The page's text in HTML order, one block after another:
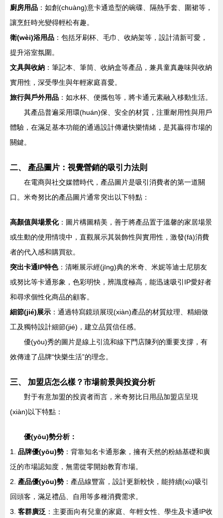
廚房用品 ：如創(chuàng)意卡通造型的碗碟、隔熱手套、圍裙等，
讓烹飪時光變得輕松有趣。
衛(wèi)浴用品 ：包括牙刷杯、毛巾、收納架等，設計清新可愛，
提升浴室氛圍。
文具與收納 ：筆記本、筆筒、收納盒等產品，兼具童真趣味與收納
實用性，深受學生與年輕家庭喜愛。
旅行與戶外用品 ：如水杯、便攜包等，將卡通元素融入移動生活。
其產品普遍采用環(huán)保、安全的材質，注重耐用性與用戶
體驗，在滿足基本功能的通過設計傳遞快樂情緒，是其贏得市場的
關鍵。
二、 產品圖片：視覺營銷的吸引力法則
在電商與社交媒體時代，產品圖片是吸引消費者的第一道關
口。米奇努比的產品圖片通常突出以下特點：
高顏值與場景化：圖片構圖精美，善于將產品置于溫馨的家居場景
或生動的使用情境中，直觀展示其裝飾性與實用性，激發(fā)消費
者的代入感和購買欲。
突出卡通IP特色：清晰展示經(jīng)典的米奇、米妮等迪士尼朋友
或努比等卡通形象，色彩明快，辨識度極高，能迅速吸引IP愛好者
和尋求個性化商品的顧客。
細節(jié)展示 ：通過特寫鏡頭展現(xiàn)產品的材質紋理、精細做
工及獨特設計細節(jié)，建立品質信任感。
優(yōu)秀的圖片是線上引流和線下門店陳列的重要支撐，有
效傳達了品牌“快樂生活”的理念。
三、 加盟店怎么樣？市場前景與投資分析
對于有意加盟的投資者而言，米奇努比日用品加盟店呈現
(xiàn)以下特點：
優(yōu)勢分析：
1. 品牌優(yōu)勢 ：背靠知名卡通形象，擁有天然的粉絲基礎和廣
泛的市場認知度，無需從零開始教育市場。
2. 產品優(yōu)勢 ：產品線豐富，設計更新較快，能持續(xù)吸引
回頭客，滿足禮品、自用等多種消費需求。
3. 客群廣泛 ：主要面向有兒童的家庭、年輕女性、學生及卡通IP收